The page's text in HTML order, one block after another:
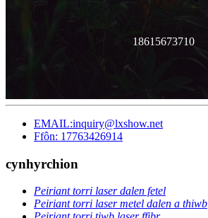
18615673710
EMAIL:inquiry@lxshow.net
Ffôn: 17763426914
cynhyrchion
Peiriant torri laser dalen fetel
Peiriant torri laser metel dalen a thiwb